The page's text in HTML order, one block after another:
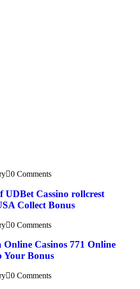
0 Comments
Cassino rollcrest
Collect Bonus
0 Comments
Online Casinos 771 Online
Your Bonus
0 Comments